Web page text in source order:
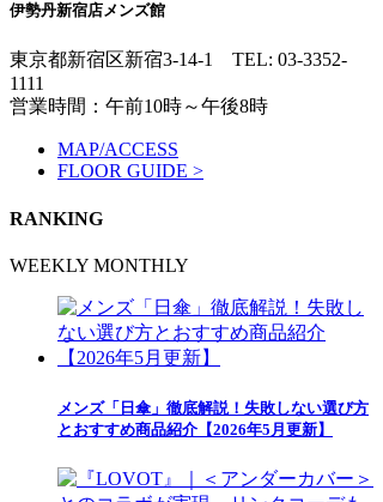
伊勢丹新宿店メンズ館
東京都新宿区新宿3-14-1 TEL: 03-3352-
1111
営業時間：午前10時～午後8時
MAP/ACCESS
FLOOR GUIDE >
RANKING
WEEKLY MONTHLY
メンズ「日傘」徹底解説！失敗しない選び方
とおすすめ商品紹介【2026年5月更新】